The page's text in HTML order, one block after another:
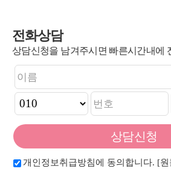
전화상담
상담신청을 남겨주시면 빠른시간내에
개인정보취급방침에 동의합니다. [원